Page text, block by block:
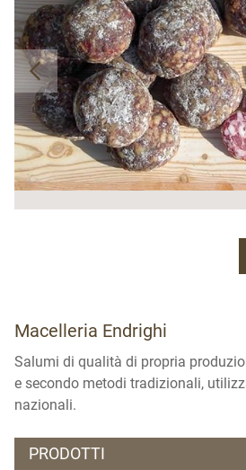
Macelleria Endrighi
Salumi di qualità di propria
e secondo metodi tradizionali,
nazionali.
PRODOTTI